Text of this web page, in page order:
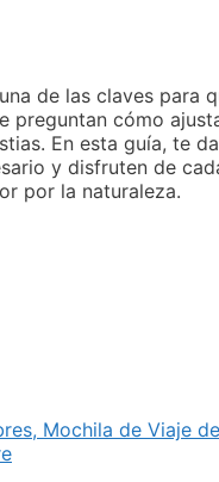
de las claves para
preguntan cómo
En esta guía, te
y disfruten de
por la naturaleza.
Mochila de Viaje